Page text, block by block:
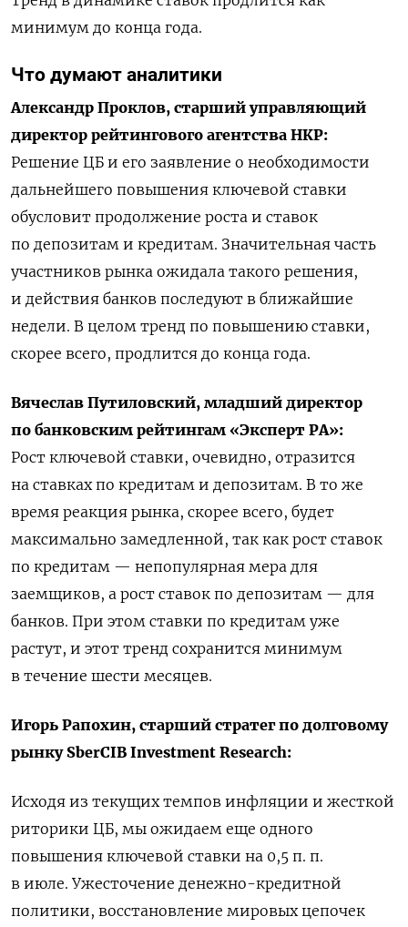
минимум до конца года.
Что думают аналитики
Александр Проклов, старший управляющий
директор рейтингового агентства НКР:
Решение ЦБ и его заявление о необходимости
дальнейшего повышения ключевой ставки
обусловит продолжение роста и ставок
по депозитам и кредитам. Значительная часть
участников рынка ожидала такого решения,
и действия банков последуют в ближайшие
недели. В целом тренд по повышению ставки,
скорее всего, продлится до конца года.
Вячеслав Путиловский, младший директор
по банковским рейтингам «Эксперт РА»:
Рост ключевой ставки, очевидно, отразится
на ставках по кредитам и депозитам. В то же
время реакция рынка, скорее всего, будет
максимально замедленной, так как рост ставок
по кредитам — непопулярная мера для
заемщиков, а рост ставок по депозитам — для
банков. При этом ставки по кредитам уже
растут, и этот тренд сохранится минимум
в течение шести месяцев.
Игорь Рапохин, старший стратег по долговому
рынку SberCIB Investment Research:
Исходя из текущих темпов инфляции и жесткой
риторики ЦБ, мы ожидаем еще одного
повышения ключевой ставки на 0,5 п. п.
в июле. Ужесточение денежно-кредитной
политики, восстановление мировых цепочек